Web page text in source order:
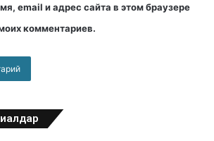
email и адрес сайта в этом браузере
комментариев.